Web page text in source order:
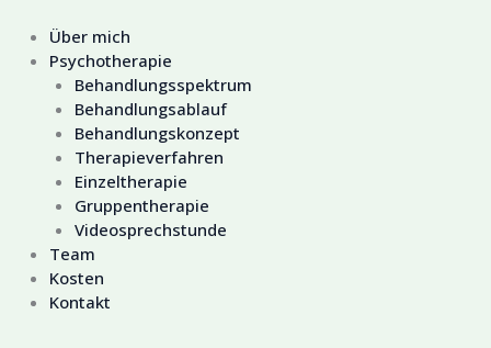
Inhalt
springen
Über mich
Psychotherapie
Behandlungsspektrum
Behandlungsablauf
Behandlungskonzept
Therapieverfahren
Einzeltherapie
Gruppentherapie
Videosprechstunde
Team
Kosten
Kontakt